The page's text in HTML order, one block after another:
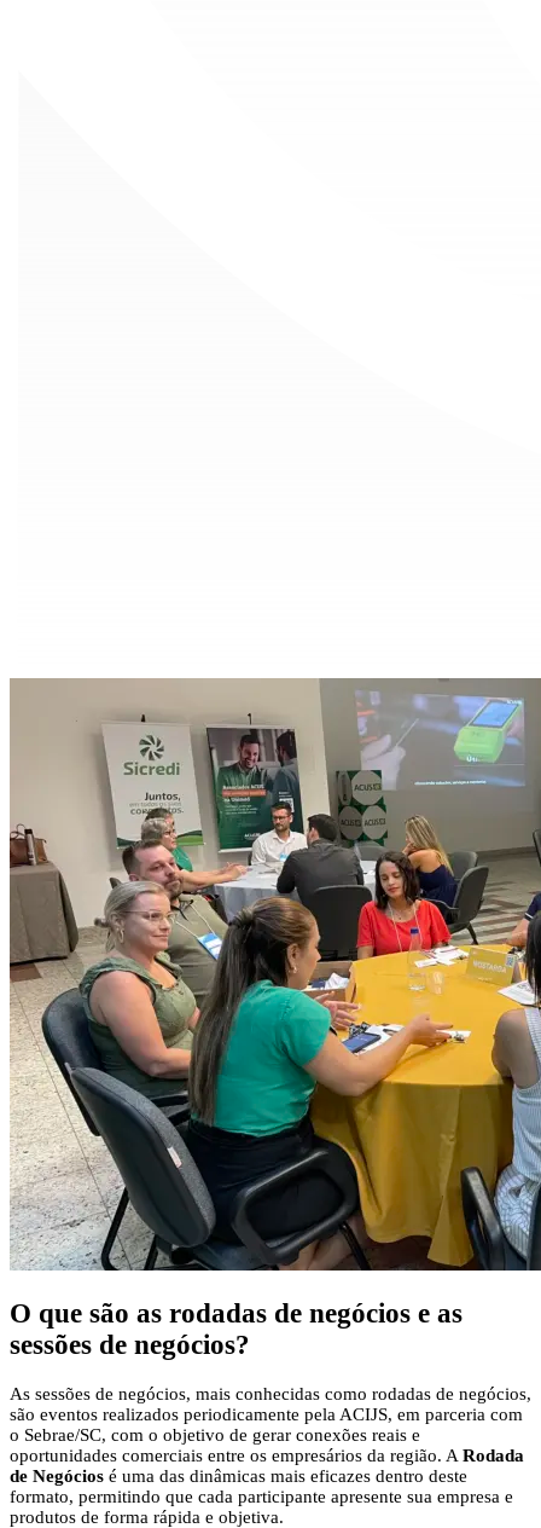
O que são as rodadas de negócios e as
sessões de negócios?
As sessões de negócios, mais conhecidas como rodadas de negócios,
são eventos realizados periodicamente pela ACIJS, em parceria com
o Sebrae/SC, com o objetivo de gerar conexões reais e
oportunidades comerciais entre os empresários da região. A Rodada
de Negócios é uma das dinâmicas mais eficazes dentro deste
formato, permitindo que cada participante apresente sua empresa e
produtos de forma rápida e objetiva.